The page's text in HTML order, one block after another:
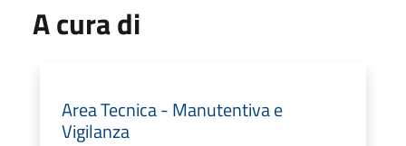
A cura di
Area Tecnica - Manutentiva e
Vigilanza